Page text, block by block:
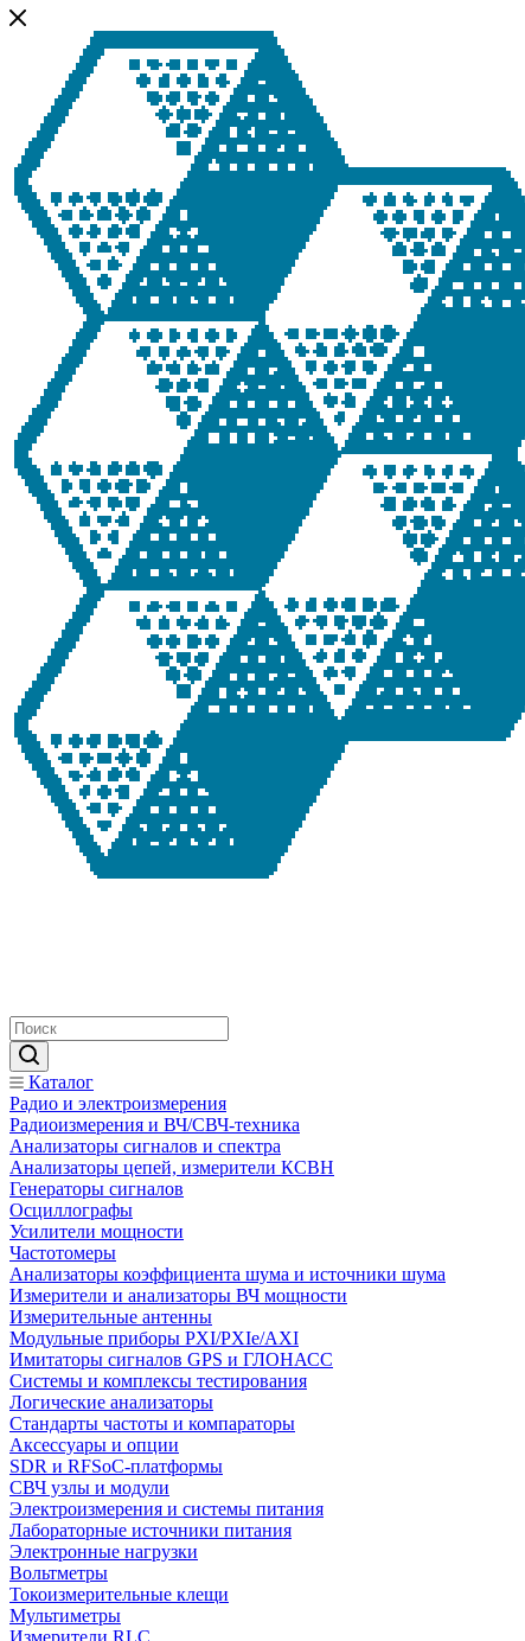
Каталог
Радио и электроизмерения
Радиоизмерения и ВЧ/СВЧ-техника
Анализаторы сигналов и спектра
Анализаторы цепей, измерители КСВН
Генераторы сигналов
Осциллографы
Усилители мощности
Частотомеры
Анализаторы коэффициента шума и источники шума
Измерители и анализаторы ВЧ мощности
Измерительные антенны
Модульные приборы PXI/PXIe/AXI
Имитаторы сигналов GPS и ГЛОНАСС
Системы и комплексы тестирования
Логические анализаторы
Стандарты частоты и компараторы
Аксессуары и опции
SDR и RFSoC‑платформы
СВЧ узлы и модули
Электроизмерения и системы питания
Лабораторные источники питания
Электронные нагрузки
Вольтметры
Токоизмерительные клещи
Мультиметры
Измерители RLC